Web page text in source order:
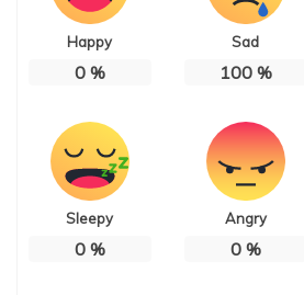
Happy
0%
Sad
100%
Sleepy
0%
Angry
0%